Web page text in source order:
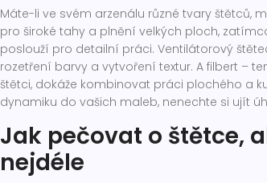
Máte-li ve svém arzenálu různé tvary štětců,
pro široké tahy a plnění velkých ploch,
poslouží pro detailní práci. Ventilátorový
rozetření barvy a vytvoření textur. A filbert –
štětci, dokáže kombinovat práci plochého a
dynamiku do vašich maleb, nenechte si ujít
Jak pečovat o štětce,
nejdéle